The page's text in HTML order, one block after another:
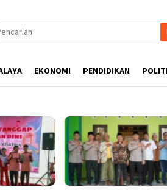
EKONOMI PENDIDIKAN